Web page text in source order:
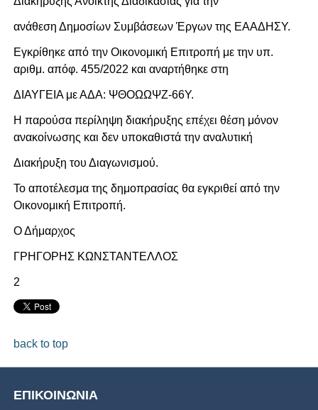
ανάθεση Δημοσίων Συμβάσεων Έργων της ΕΑΑΔΗΣΥ.
Εγκρίθηκε από την Οικονομική Επιτροπή με την υπ.
αριθμ. απόφ. 455/2022 και αναρτήθηκε στη
ΔΙΑΥΓΕΙΑ με ΑΔΑ: ΨΘΟΩΩΨΖ-66Υ.
Η παρούσα περίληψη διακήρυξης επέχει θέση μόνον
ανακοίνωσης και δεν υποκαθιστά την αναλυτική
Διακήρυξη του Διαγωνισμού.
Το αποτέλεσμα της δημοπρασίας θα εγκριθεί από την
Οικονομική Επιτροπή.
Ο Δήμαρχος
ΓΡΗΓΟΡΗΣ ΚΩΝΣΤΑΝΤΕΛΛΟΣ
2
back to top
ΕΠΙΚΟΙΝΩΝΙΑ